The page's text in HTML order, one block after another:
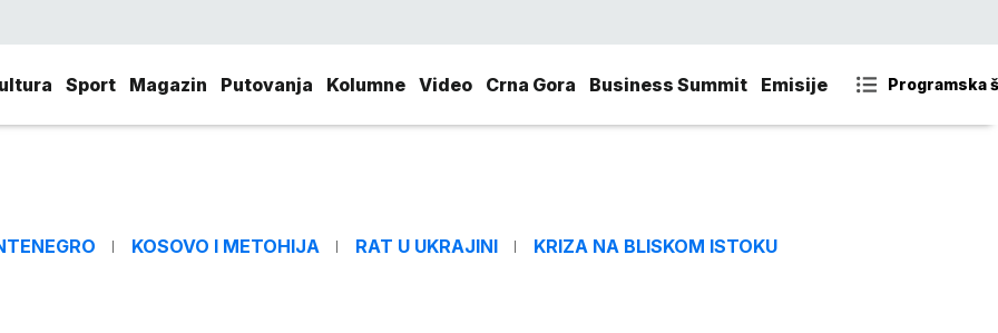
Sport Magazin Putovanja Kolumne Video Crna Gora Business Summit Emisije Programska
KOSOVO I METOHIJA RAT U UKRAJINI KRIZA NA BLISKOM ISTOKU